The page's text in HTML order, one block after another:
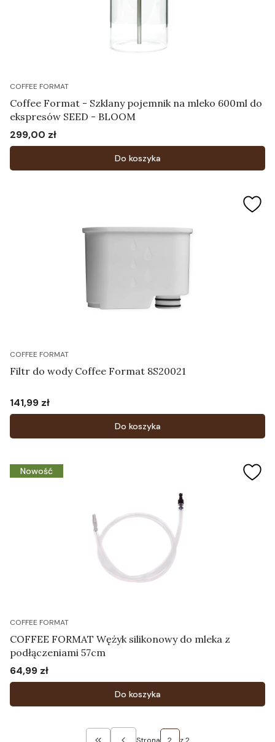
COFFEE FORMAT
Coffee Format - Szklany pojemnik na mleko 600ml do
ekspresów SEED - BLOOM
Cena
299,00 zł
Do koszyka
COFFEE FORMAT
Filtr do wody Coffee Format 8S20021
Cena
141,99 zł
Do koszyka
Nowość
COFFEE FORMAT
COFFEE FORMAT Wężyk silikonowy do mleka z
podłączeniami 57cm
Cena
64,99 zł
Do koszyka